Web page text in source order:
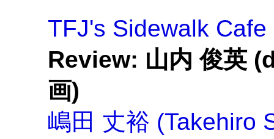
TFJ's Sidewalk Cafe
Review: 山内 俊英
画)
嶋田 丈裕 (Takehiro